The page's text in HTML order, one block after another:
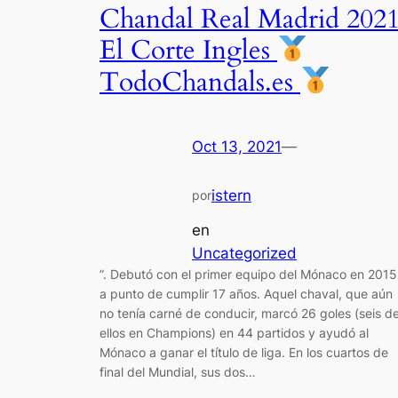
Chandal Real Madrid 2021
El Corte Ingles
TodoChandals.es
Oct 13, 2021—
poristern
en
Uncategorized
”. Debutó con el primer equipo del Mónaco en
a punto de cumplir 17 años. Aquel chaval, que aún
no tenía carné de conducir, marcó 26 goles (seis
ellos en Champions) en 44 partidos y ayudó al
Mónaco a ganar el título de liga. En los cuartos de
final del Mundial, sus dos…